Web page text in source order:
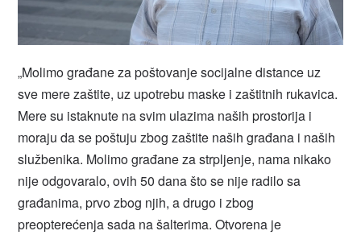
„Molimo građane za poštovanje socijalne distance uz
sve mere zaštite, uz upotrebu maske i zaštitnih rukavica.
Mere su istaknute na svim ulazima naših prostorija i
moraju da se poštuju zbog zaštite naših građana i naših
službenika. Molimo građane za strpljenje, nama nikako
nije odgovaralo, ovih 50 dana što se nije radilo sa
građanima, prvo zbog njih, a drugo i zbog
preopterećenja sada na šalterima. Otvorena je